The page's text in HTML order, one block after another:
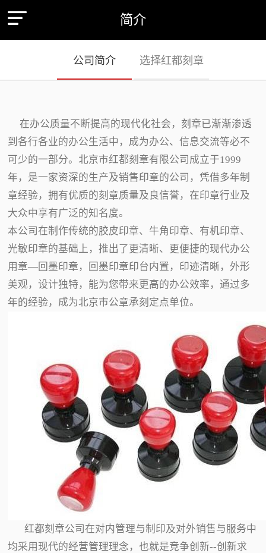
简介
公司简介 选择红都刻章
在办公质量不断提高的现代化社会，刻章已渐渐渗透
到各行各业的办公生活中，成为办公、信息交流等必不
可少的一部分。北京市红都刻章有限公司成立于1999
年，是一家资深的生产及销售印章的公司，凭借多年制
章经验，拥有优质的刻章质量及良信誉，在印章行业及
大众中享有广泛的知名度。
本公司在制作传统的胶皮印章、牛角印章、有机印章、
光敏印章的基础上，推出了更清晰、更便捷的现代办公
用章—回墨印章，回墨印章印台内置，印迹清晰，外形
美观，设计独特，能为您带来更高的办公效率，通过多
年的经验，成为北京市公章承刻定点单位。
红都刻章公司在对内管理与制印及对外销售与服务中
均采用现代的经营管理理念，也就是竞争创新--创新求